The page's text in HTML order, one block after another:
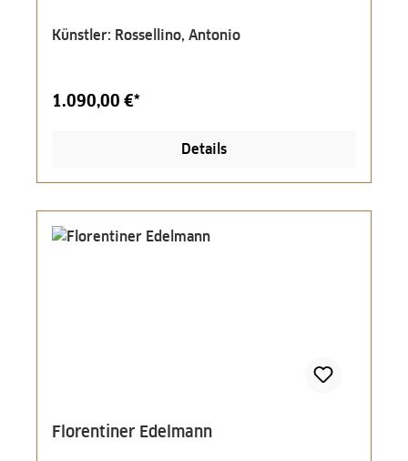
Künstler: Rossellino, Antonio
1.090,00 €*
Details
Florentiner Edelmann